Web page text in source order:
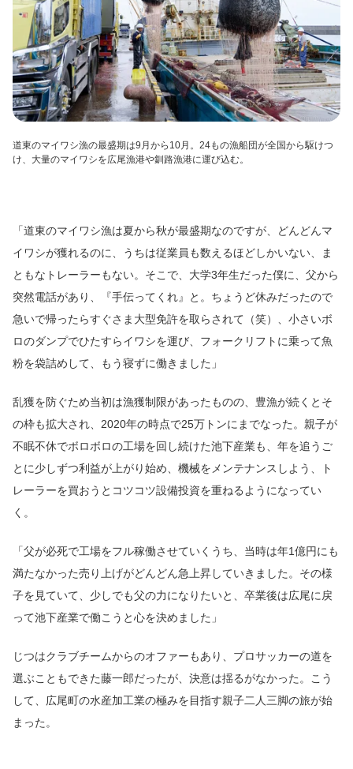
道東のマイワシ漁の最盛期は9 月から 10月。 24もの漁船団が全国から駆けつ
け、大量のマイワシを広尾漁港や釧路漁港に運び込む。
「道東のマイワシ漁は夏から秋が最盛期なのですが、どんどんマ
イワシが獲れるのに、うちは従業員も数えるほどしかいない、ま
ともなトレーラーもない。そこで、大学3年生だった僕に、父から
突然電話があり、『手伝ってくれ』と。ちょうど休みだったので
急いで帰ったらすぐさま大型免許を取らされて（笑）、小さいボ
ロのダンプでひたすらイワシを運び、フォークリフトに乗って魚
粉を袋詰めして、もう寝ずに働きました」
乱獲を防ぐため当初は漁獲制限があったものの、豊漁が続くとそ
の枠も拡大され、2020年の時点で25万トンにまでなった。親子が
不眠不休でボロボロの工場を回し続けた池下産業も、年を追うご
とに少しずつ利益が上がり始め、機械をメンテナンスしよう、ト
レーラーを買おうとコツコツ設備投資を重ねるようになってい
く。
「父が必死で工場をフル稼働させていくうち、当時は年1億円にも
満たなかった売り上げがどんどん急上昇していきました。その様
子を見ていて、少しでも父の力になりたいと、卒業後は広尾に戻
って池下産業で働こうと心を決めました」
じつはクラブチームからのオファーもあり、プロサッカーの道を
選ぶこともできた藤一郎だったが、決意は揺るがなかった。こう
して、広尾町の水産加工業の極みを目指す親子二人三脚の旅が始
まった。